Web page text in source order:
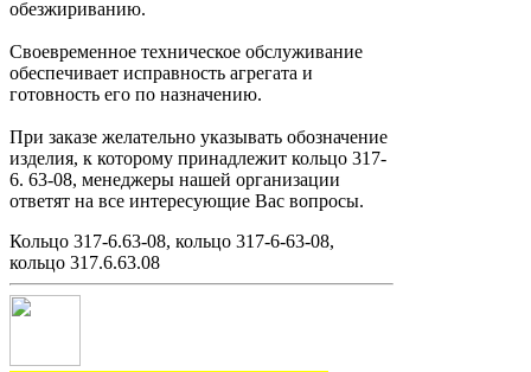
обезжириванию.
Своевременное техническое обслуживание
обеспечивает исправность агрегата и
готовность его по назначению.
При заказе желательно указывать обозначение
изделия, к которому принадлежит кольцо 317-
6. 63-08, менеджеры нашей организации
ответят на все интересующие Вас вопросы.
Кольцо 317-6.63-08, кольцо 317-6-63-08,
кольцо 317.6.63.08